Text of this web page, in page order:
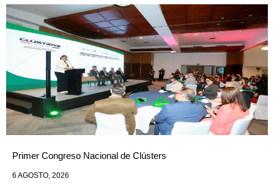
Primer Congreso Nacional de Clústers
6 AGOSTO, 2026